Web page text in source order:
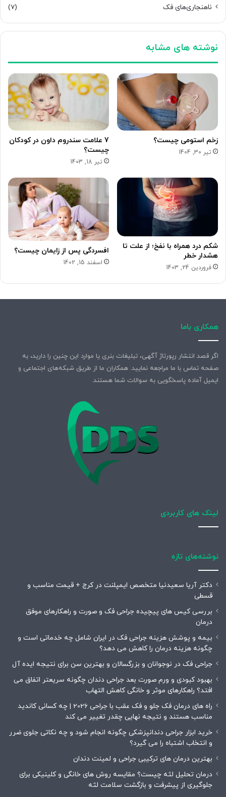
ناهنجاری‌های فک
(7)
نوشته های مشابه
زخم استومی چیست؟
تیر 30, 1404
7 علامت سندروم داون در کودکان
چیست؟
تیر 18, 1403
شکم درد همراه با نفخ؛ از علت تا
هشدار خطر
فروردین 24, 1403
افسردگی پس از زایمان چیست؟
اسفند 15, 1402
همکاری باما
اگر قصد انتشار رپورتاژ آگهی، تبلیغات بنری یا موارد این چنین را دارید، به
صفحه تماس با ما مراجعه نمایید. همکاران ما از طریق شبکه‌های اجتماعی و
ایمیل آماده پاسخگویی به سوالات شما هستند.
لینک های کاربردی
نوشته‌های تازه
دکتر آریا سعیدنیا متخصص ایمپلنت در کرج + قیمت مناسب و
قسطی
بررسی کیس های پیچیده جراحی فک و صورت و راهکارهای موفق
درمان
بیمه و پوشش هزینه جراحی فک در ایران شامل چه خدماتی است و
چگونه هزینه درمان را کاهش می دهد؟
جراحی فک در نوجوانان و بزرگسالان و بهترین سن برای نتیجه ایده آل
بهبود کبودی و ورم صورت بعد جراحی دندان چگونه سریعتر اتفاق می
افتد؟ راهکارهای موثر و خانگی کاهش التهاب
راه های درمان فک جلو و فک عقب با جراحی 2026 | چه کسانی کاندید
مناسب هستند و نتیجه نهایی چقدر تغییر می کند
خرید ابزار جراحی دندانپزشکی چگونه انجام شود و چه نکاتی جلوی ضرر
و انتخاب اشتباه را می گیرد؟
بهترین درمان های ترکیبی جراحی و لمینت دندان
درمان تحلیل لثه چیست؟ مقایسه روش های خانگی و کلینیکی برای
جلوگیری از پیشرفت و بازگشت سلامت لثه